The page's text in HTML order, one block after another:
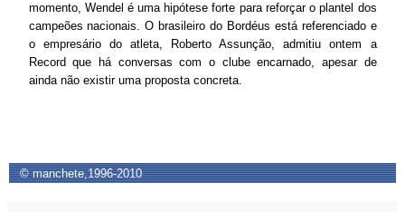
momento, Wendel é uma hipótese forte para reforçar o plantel dos
campeões nacionais. O brasileiro do Bordéus está referenciado e
o empresário do atleta, Roberto Assunção, admitiu ontem a
Record que há conversas com o clube encarnado, apesar de
ainda não existir uma proposta concreta.
© manchete,1996-2010